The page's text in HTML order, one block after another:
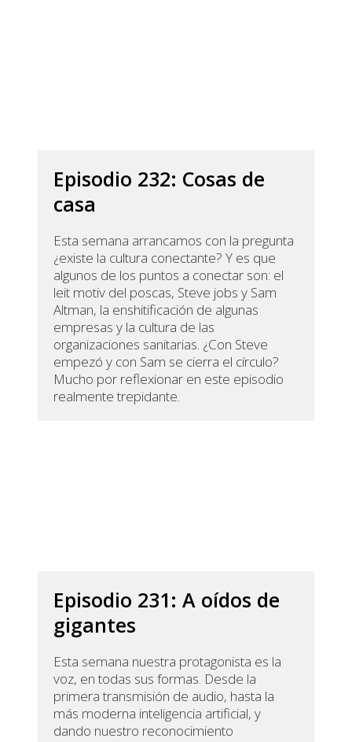
Episodio 232: Cosas de
casa
Esta semana arrancamos con la pregunta
¿existe la cultura conectante? Y es que
algunos de los puntos a conectar son: el
leit motiv del poscas, Steve jobs y Sam
Altman, la enshitificación de algunas
empresas y la cultura de las
organizaciones sanitarias. ¿Con Steve
empezó y con Sam se cierra el círculo?
Mucho por reflexionar en este episodio
realmente trepidante.
Episodio 231: A oídos de
gigantes
Esta semana nuestra protagonista es la
voz, en todas sus formas. Desde la
primera transmisión de audio, hasta la
más moderna inteligencia artificial, y
dando nuestro reconocimiento